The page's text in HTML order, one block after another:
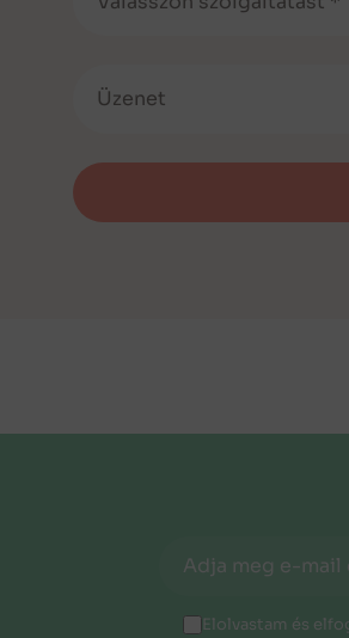
Elolvastam és